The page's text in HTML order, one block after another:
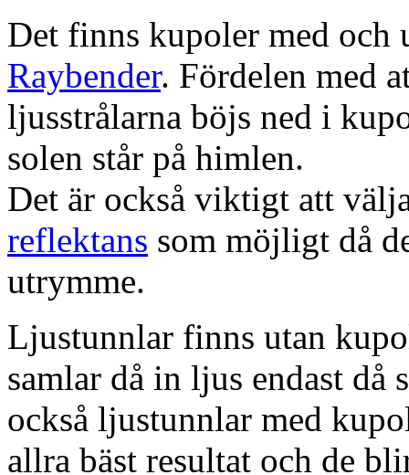
Det finns kupoler med och
Raybender. Fördelen med
ljusstrålarna böjs ned i
solen står på himlen.
Det är också viktigt att
reflektans som möjligt då
utrymme.
Ljustunnlar finns utan
samlar då in ljus endast då
också ljustunnlar med
allra bäst resultat och de